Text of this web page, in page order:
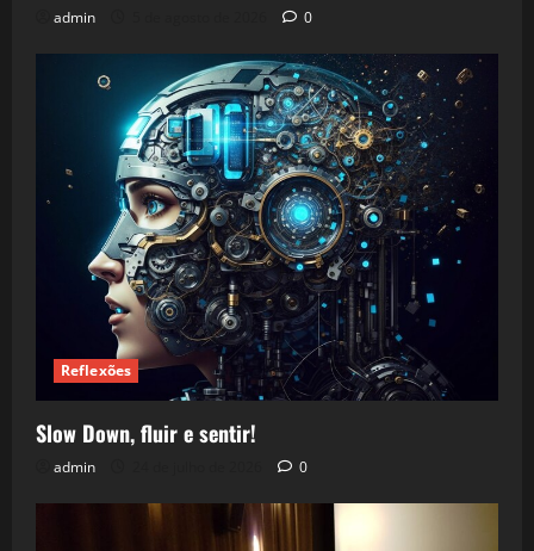
admin 0
Reflexões
Slow Down, fluir e sentir!
admin 0